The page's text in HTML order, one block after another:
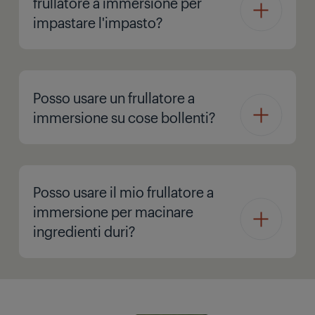
impastare l'impasto?
Posso usare un frullatore a
immersione su cose bollenti?
Posso usare il mio frullatore a
immersione per macinare
ingredienti duri?